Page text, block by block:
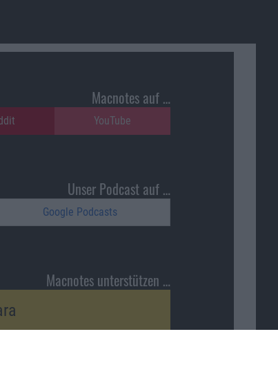
Macnotes auf …
YouTube
Unser Podcast auf …
Google Podcasts
Macnotes unterstützen …